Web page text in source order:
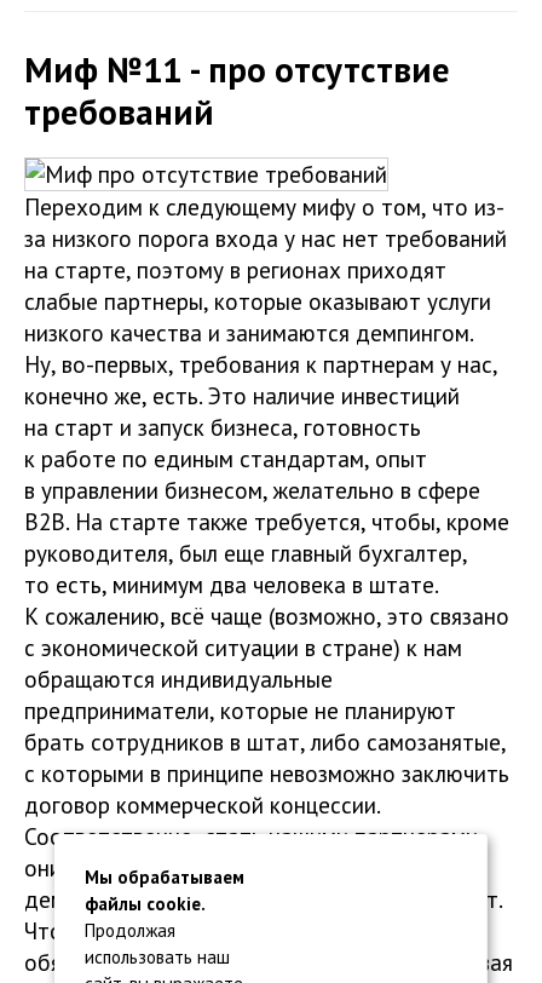
Миф №11 - про отсутствие
требований
Переходим к следующему мифу о том, что из-
за низкого порога входа у нас нет требований
на старте, поэтому в регионах приходят
слабые партнеры, которые оказывают услуги
низкого качества и занимаются демпингом.
Ну, во-первых, требования к партнерам у нас,
конечно же, есть. Это наличие инвестиций
на старт и запуск бизнеса, готовность
к работе по единым стандартам, опыт
в управлении бизнесом, желательно в сфере
В2В. На старте также требуется, чтобы, кроме
руководителя, был еще главный бухгалтер,
то есть, минимум два человека в штате.
К сожалению, всё чаще (возможно, это связано
с экономической ситуации в стране) к нам
обращаются индивидуальные
предприниматели, которые не планируют
брать сотрудников в штат, либо самозанятые,
с которыми в принципе невозможно заключить
договор коммерческой концессии.
Соответственно, стать нашими партнерами
они не смогут. И хотя порог входа у нас
демократичный, тем не менее, он существует.
Что касается демпинга — фирма «1С»
обязательно согласовывает
, сравнивая
Мы обрабатываем
файлы cookie.
Продолжая
использовать наш